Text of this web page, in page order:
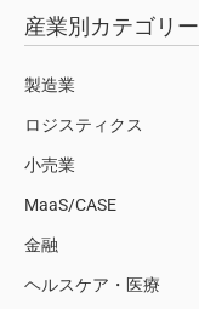
産業別カテゴリー
製造業
ロジスティクス
小売業
MaaS/CASE
金融
ヘルスケア・医療